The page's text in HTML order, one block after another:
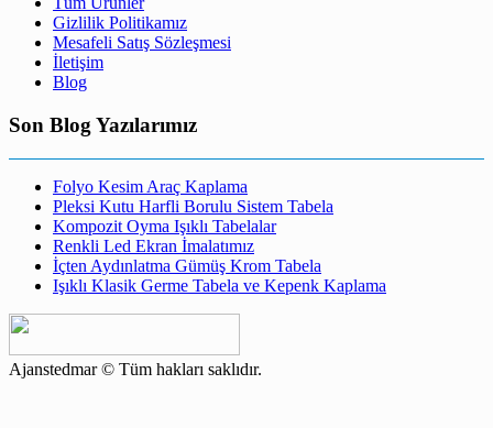
Gizlilik Politikamız
Mesafeli Satış Sözleşmesi
İletişim
Blog
Son Blog Yazılarımız
Folyo Kesim Araç Kaplama
Pleksi Kutu Harfli Borulu Sistem Tabela
Kompozit Oyma Işıklı Tabelalar
Renkli Led Ekran İmalatımız
İçten Aydınlatma Gümüş Krom Tabela
Işıklı Klasik Germe Tabela ve Kepenk Kaplama
Ajanstedmar © Tüm hakları saklıdır.